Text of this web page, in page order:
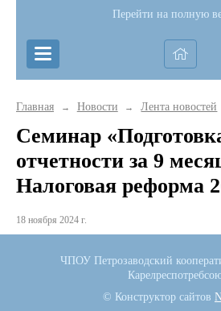
Перейти на полную
Главная → Новости → Лента новостей
Семинар
отчетности за 9
Налоговая реформа
18 ноября 2024 г.
ЧПОУ Петрозаводский
© Конструктор сайтов